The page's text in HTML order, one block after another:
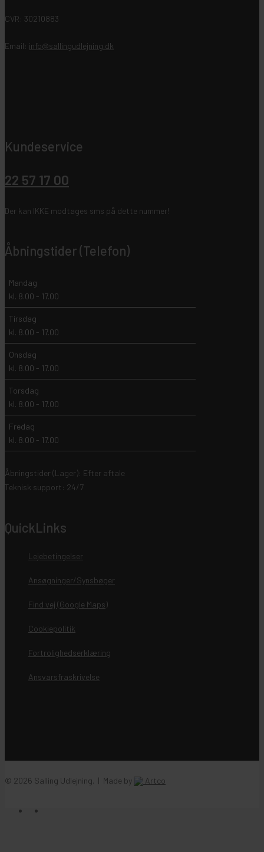
CVR: 30210883
Email: info@sallingudlejning.dk
Kundeservice
22 57 17 00
Der kan IKKE modtages sms på dette nummer!
Åbningstider (Telefon)
Mandag
kl. 8.00 - 17.00
Tirsdag
kl. 8.00 - 17.00
Onsdag
kl. 8.00 - 17.00
Torsdag
kl. 8.00 - 17.00
Fredag
kl. 8.00 - 17.00
Åbningstider (Lager): Efter aftale
Teknisk support: 24/7
QuickLinks
Lejebetingelser
Ansøgninger/Synsbøger
Find vej (Google Maps)
Cookiepolitik
Fortrolighedserklæring
Ansvarsfraskrivelse
© 2026 Salling Udlejning. | Made by Artco
facebook